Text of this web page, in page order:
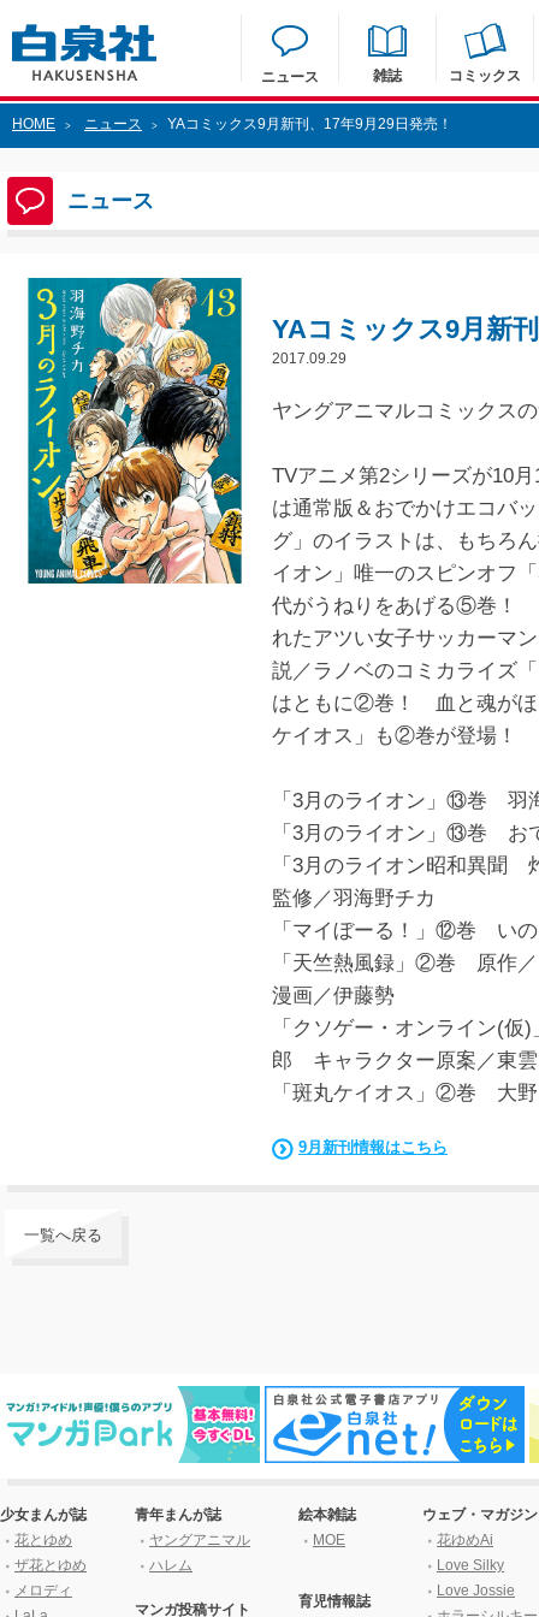
ニュース 雑誌 コミックス
HOME > ニュース > YAコミックス9月新刊、17年9月29日発売！
ニュース
YAコミックス9月新
2017.09.29
ヤングアニマルコミックス
TVアニメ第2シリーズが10
は通常版＆おでかけエコバ
グ」のイラストは、もちろ
イオン」唯一のスピンオフ
代がうねりをあげる⑤巻！
れたアツい女子サッカーマ
説／ラノベのコミカライズ
はともに②巻！ 血と魂がほ
ケイオス」も②巻が登場！
「3月のライオン」⑬巻 羽
「3月のライオン」⑬巻 お
「3月のライオン昭和異
監修／羽海野チカ
「マイぼーる！」⑫巻 い
「天竺熱風録」②巻 原作
漫画／伊藤勢
「クソゲー・オンライン(
郎 キャラクター原案／東
「斑丸ケイオス」②巻 大
9月新刊情報はこちら
一覧へ戻る
少女まんが誌
花とゆめ
ザ花とゆめ
メロディ
青年まんが誌
ヤングアニマル
ハレム
マンガ投稿サイト
絵本雑誌
MOE
育児情報誌
ウェブ・マガジン
花ゆめAi
Love Silky
Love Jossie